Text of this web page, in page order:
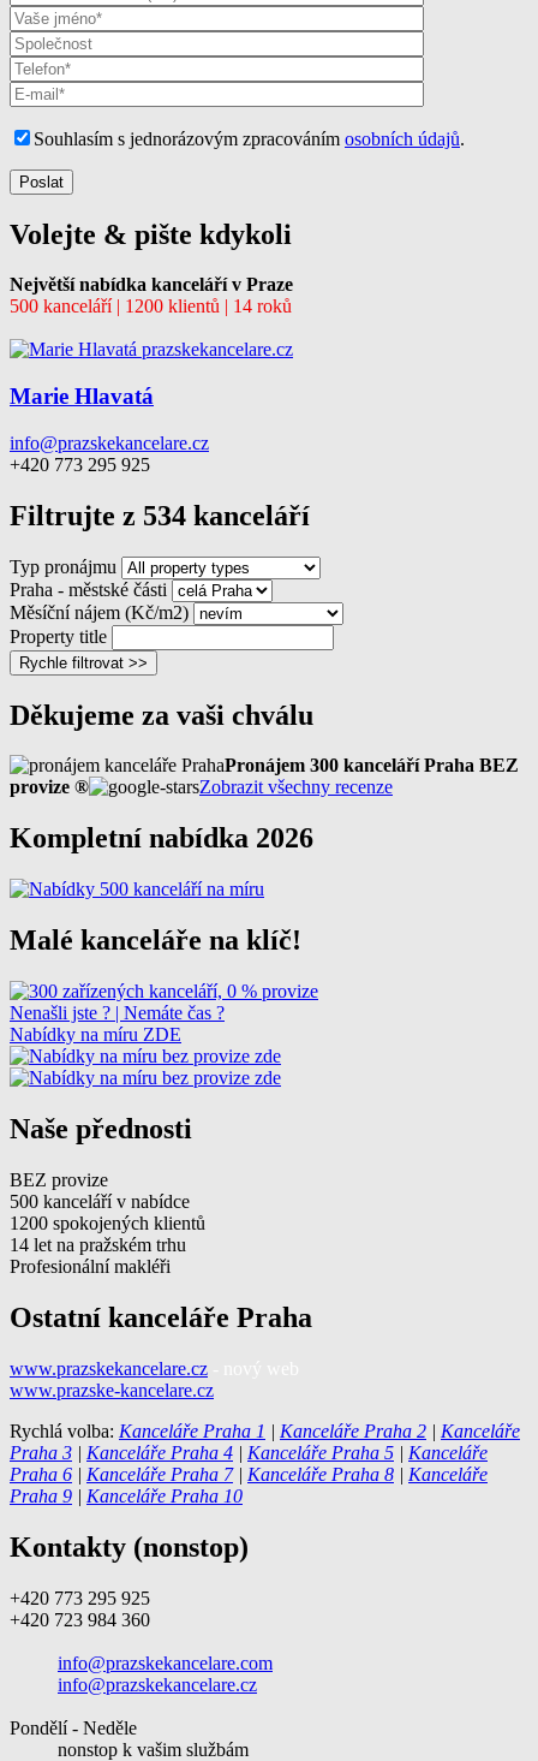
Souhlasím s jednorázovým zpracováním osobních údajů.
Volejte & pište kdykoli
Největší nabídka kanceláří v Praze
500 kanceláří | 1200 klientů | 14 roků
Marie Hlavatá
info@prazskekancelare.cz
+420 773 295 925
Filtrujte z 534 kanceláří
Typ pronájmu
Praha - městské části
Měsíční nájem (Kč/m2)
Property title
Rychle filtrovat >>
Děkujeme za vaši chválu
Pronájem 300 kanceláří Praha BEZ
provize ®
Zobrazit všechny recenze
Kompletní nabídka 2026
Malé kanceláře na klíč!
Nenašli jste ? | Nemáte čas ?
Nabídky na míru ZDE
Naše přednosti
BEZ provize
500 kanceláří v nabídce
1200 spokojených klientů
14 let na pražském trhu
Profesionální makléři
Ostatní kanceláře Praha
www.prazskekancelare.cz
www.prazske-kancelare.cz
Rychlá volba: Kanceláře Praha 1 | Kanceláře Praha 2 | Kanceláře
Praha 3 | Kanceláře Praha 4 | Kanceláře Praha 5 | Kanceláře
Praha 6 | Kanceláře Praha 7| Kanceláře Praha 8 | Kanceláře
Praha 9 | Kanceláře Praha 10
Kontakty (nonstop)
+420 773 295 925
+420 723 984 360
info@prazskekancelare.com
info@prazskekancelare.cz
Pondělí - Neděle
nonstop k vašim službám